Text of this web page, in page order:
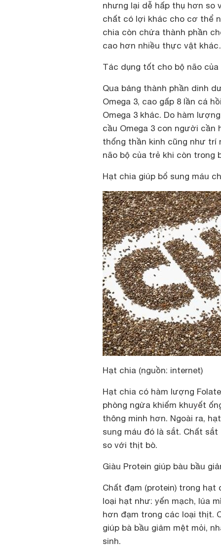
nhưng lại dễ hấp thụ hơn so
chất có lợi khác cho cơ thể
chia còn chứa thành phần
cao hơn nhiều thực vật
Tác dụng tốt cho bộ não
Qua bảng thành phần dinh
Omega 3, cao gấp 8 lần cá
Omega 3 khác. Do hàm
cầu Omega 3 con người
thống thần kinh cũng như trí
não bộ của trẻ khi còn trong
Hạt chia giúp bổ sung máu
Hạt chia (nguồn: internet)
Hạt chia có hàm lượng
phòng ngừa khiếm khuyết
thông minh hơn. Ngoài ra,
sung máu đó là sắt. Chất
so với thịt bò.
Giàu Protein giúp bàu bầu
Chất đạm (protein) trong hạt
loại hạt như: yến mạch, lúa
hơn đạm trong các loại thịt.
giúp bà bầu giảm mệt mỏi,
sinh.